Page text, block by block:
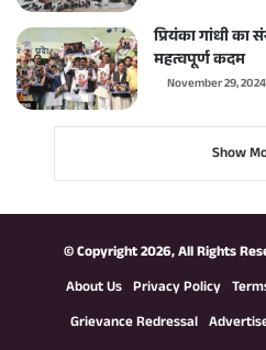
प्रियंका गांधी
महत्वपूर्ण कदम
November 29, 2024
Show
© Copyright 2026, All Rights
About Us Privacy Policy
Grievance Redressal